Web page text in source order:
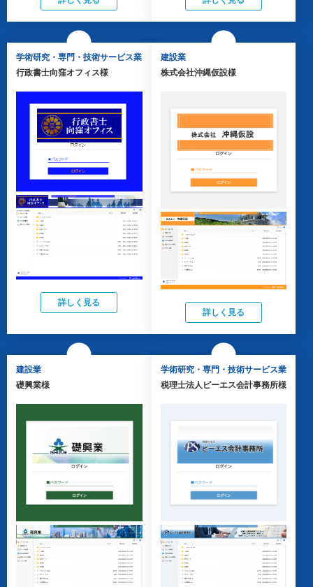
学術研究・専門・技術サービス業
行政書士向窪オフィス様
詳しく見る
建設業
株式会社沖縄仮設様
詳しく見る
建設業
礎興業様
学術研究・専門・技術サービス業
税理士法人ピーエス会計事務所様